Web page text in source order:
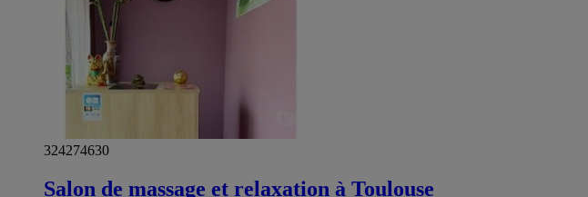
324274630
Salon de massage et relaxation à Toulouse